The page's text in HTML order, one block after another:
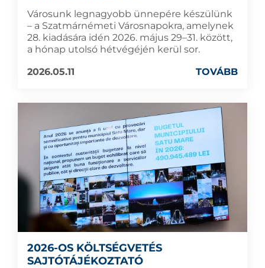
Városunk legnagyobb ünnepére készülünk
– a Szatmárnémeti Városnapokra, amelynek
28. kiadására idén 2026. május 29–31. között,
a hónap utolsó hétvégéjén kerül sor.
2026.05.11
TOVÁBB
2026-OS KÖLTSÉGVETÉS
SAJTÓTÁJÉKOZTATÓ